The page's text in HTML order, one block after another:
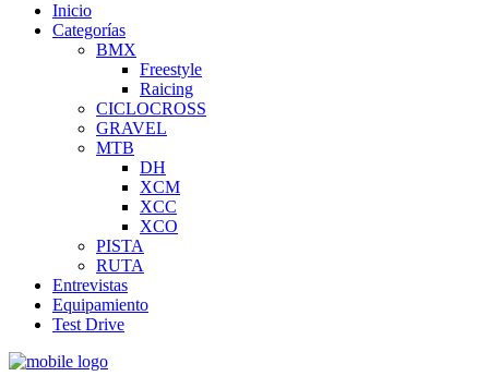
Inicio
Categorías
BMX
Freestyle
Raicing
CICLOCROSS
GRAVEL
MTB
DH
XCM
XCC
XCO
PISTA
RUTA
Entrevistas
Equipamiento
Test Drive